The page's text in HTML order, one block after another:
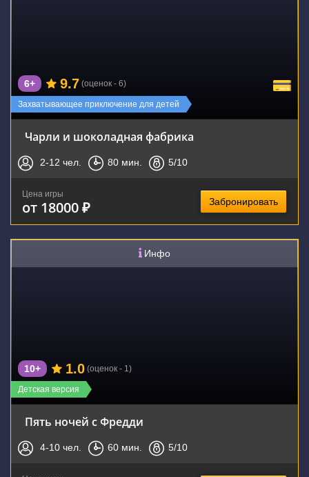
Захватывающее приключение для детей
6+ 9.7 (оценок - 6)
Чарли и шоколадная фабрика
2-12 чел. 80 мин. 5/10
Цена игры
от 18000 ₽ Забронировать
Инфо
Детская версия
10+ 1.0 (оценок - 1)
Пять ночей с Фредди
4-10 чел. 60 мин. 5/10